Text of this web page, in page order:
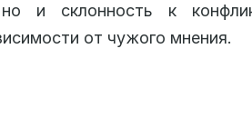
и склонность к
от чужого мнения.